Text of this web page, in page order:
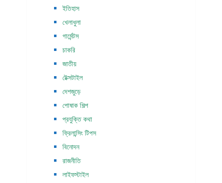
ইতিহাস
খেলাধুলা
গার্মেন্টস
চাকরি
জাতীয়
টেক্সটাইল
দেশজুড়ে
পোষাক শিল্প
প্রযুক্তি কথা
ফ্রিলান্সিং টিপস
বিনোদন
রাজনীতি
লাইফস্টাইল